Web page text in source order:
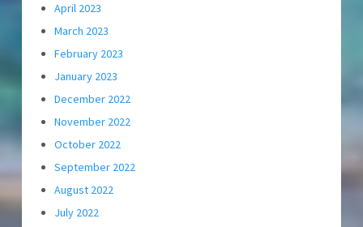
April 2023
March 2023
February 2023
January 2023
December 2022
November 2022
October 2022
September 2022
August 2022
July 2022